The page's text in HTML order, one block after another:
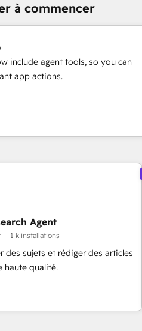
à commencer
include agent tools, so you can
app actions.
Agent
1 k installations
des sujets et rédiger des articles
haute qualité.